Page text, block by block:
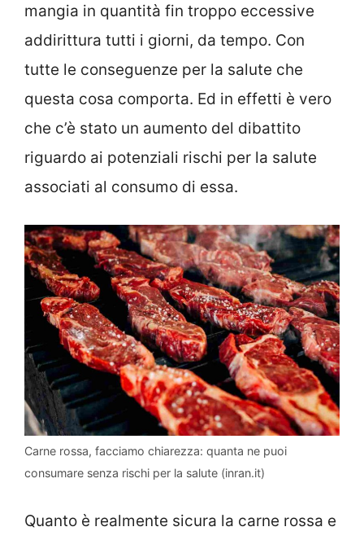
mangia in quantità fin troppo eccessive
addirittura tutti i giorni, da tempo. Con
tutte le conseguenze per la salute che
questa cosa comporta. Ed in effetti è vero
che c’è stato un aumento del dibattito
riguardo ai potenziali rischi per la salute
associati al consumo di essa.
Carne rossa, facciamo chiarezza: quanta ne puoi
consumare senza rischi per la salute (inran.it)
Quanto è realmente sicura la carne rossa e